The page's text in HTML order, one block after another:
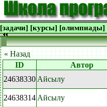
[задачи] [курсы] [олимпиады]
« Назад
ID Автор
24638330 Айсылу
24638314 Айсылу